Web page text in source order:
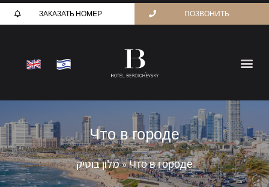
ЗАКАЗАТЬ НОМЕР ПОЗВОНИТЬ
Что в городе
מלון בוטיק»Что в городе